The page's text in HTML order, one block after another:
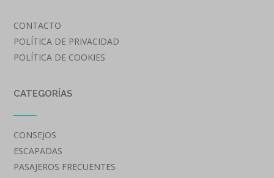
CONTACTO
POLÍTICA DE PRIVACIDAD
POLÍTICA DE COOKIES
CATEGORÍAS
CONSEJOS
ESCAPADAS
PASAJEROS FRECUENTES